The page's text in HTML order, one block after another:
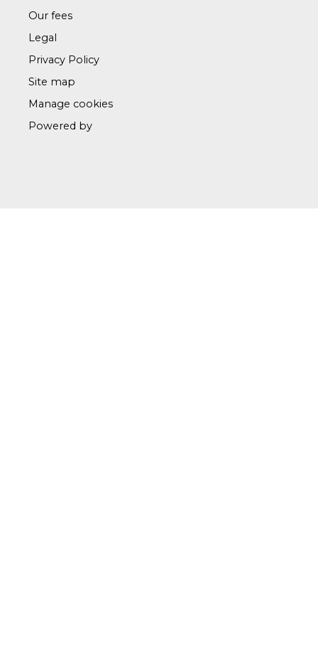
Our fees
Legal
Privacy Policy
Site map
Manage cookies
Powered by